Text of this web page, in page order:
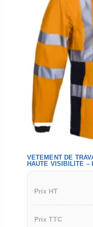
VETEMENT DE
HAUTE VISIBILITE –
Prix HT
Prix TTC